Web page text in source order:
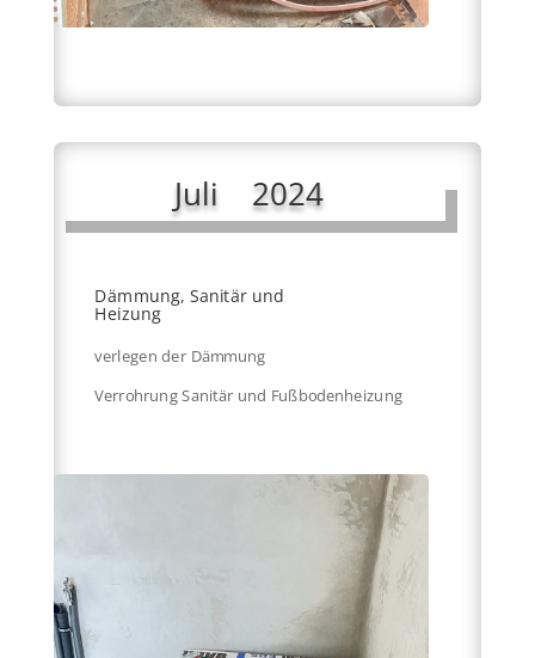
Juli 2024
Dämmung, Sanitär und
Heizung
verlegen der Dämmung
Verrohrung Sanitär und Fußbodenheizung